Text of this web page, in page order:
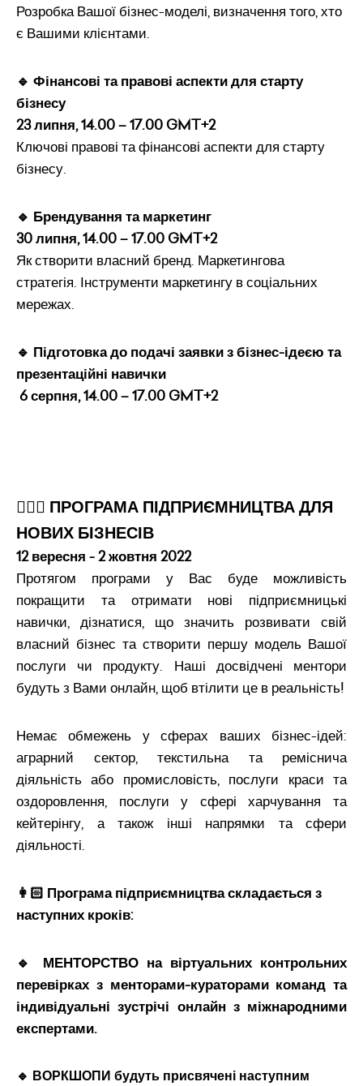
Розробка Вашої бізнес-моделі, визначення того, хто
є Вашими клієнтами.
🔹 Фінансові та правові аспекти для старту
бізнесу
23 липня, 14.00 – 17.00 GMT+2
Ключові правові та фінансові аспекти для старту
бізнесу.
🔹 Брендування та маркетинг
30 липня, 14.00 – 17.00 GMT+2
Як створити власний бренд. Маркетингова
стратегія. Інструменти маркетингу в соціальних
мережах.
🔹 Підготовка до подачі заявки з бізнес-ідеєю та
презентаційні навички
6 серпня, 14.00 – 17.00 GMT+2
💁🏻‍♀️ ПРОГРАМА ПІДПРИЄМНИЦТВА ДЛЯ
НОВИХ БІЗНЕСІВ
12 вересня - 2 жовтня 2022
Протягом програми у Вас буде можливість
покращити та отримати нові підприємницькі
навички, дізнатися, що значить розвивати свій
власний бізнес та створити першу модель Вашої
послуги чи продукту. Наші досвідчені ментори
будуть з Вами онлайн, щоб втілити це в реальність!
Немає обмежень у сферах ваших бізнес-ідей:
аграрний сектор, текстильна та реміснича
діяльність або промисловість, послуги краси та
оздоровлення, послуги у сфері харчування та
кейтерінгу, а також інші напрямки та сфери
діяльності.
👩🏻 Програма підприємництва складається з
наступних кроків:
🔹 МЕНТОРСТВО на віртуальних контрольних
перевірках з менторами-кураторами команд та
індивідуальні зустрічі онлайн з міжнародними
експертами.
🔹 ВОРКШОПИ будуть присвячені наступним